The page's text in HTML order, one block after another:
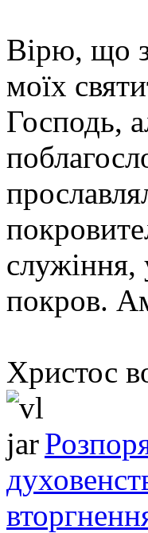
Вірю, що
моїх
Господь,
служіння,
покров.
Христос